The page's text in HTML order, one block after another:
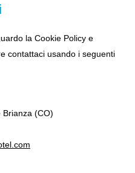
la Cookie Policy e
contattaci usando i seguenti
Brianza (CO)